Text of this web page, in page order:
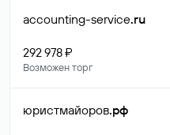
accounting-service.ru
292 978 ₽
Возможен торг
юристмайоров.рф